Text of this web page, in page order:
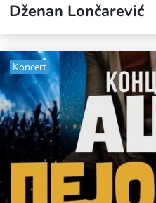
Dženan Lončarević
Koncert